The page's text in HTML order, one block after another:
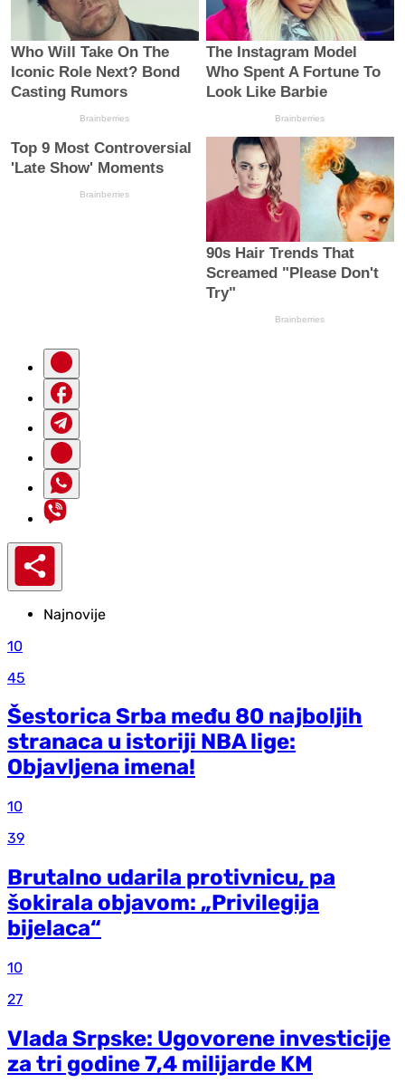
Najnovije
10
45
Šestorica Srba među 80 najboljih
stranaca u istoriji NBA lige:
Objavljena imena!
10
39
Brutalno udarila protivnicu, pa
šokirala objavom: „Privilegija
bijelaca“
10
27
Vlada Srpske: Ugovorene investicije
za tri godine 7,4 milijarde KM